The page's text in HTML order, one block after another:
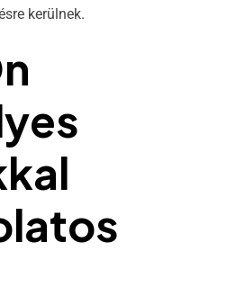
kerülnek.